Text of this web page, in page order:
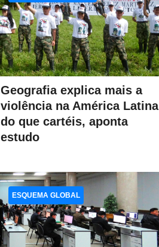
Geografia explica mais a
violência na América Latina
do que cartéis, aponta
estudo
ESQUEMA GLOBAL